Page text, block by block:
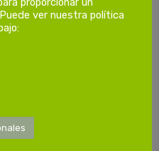
03-06-2022
ver nuestra política